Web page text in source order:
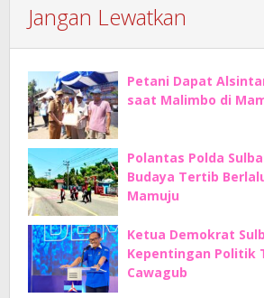
Jangan Lewatkan
Petani Dapat
saat Malimbo di
Polantas Polda
Budaya Tertib
Mamuju
Ketua Demokrat
Kepentingan Politik
Cawagub